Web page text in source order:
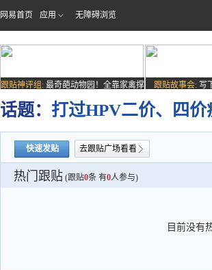
网易首页 应用 无障碍浏览
跟贴神评组: 最奇葩动物园！全靠家禽撑
场子
跟贴故事会: 写
话题： 打过HPV二价、四
快速发贴 去跟贴广场看看
热门跟贴 (跟贴0条 有0人参与)
目前没有